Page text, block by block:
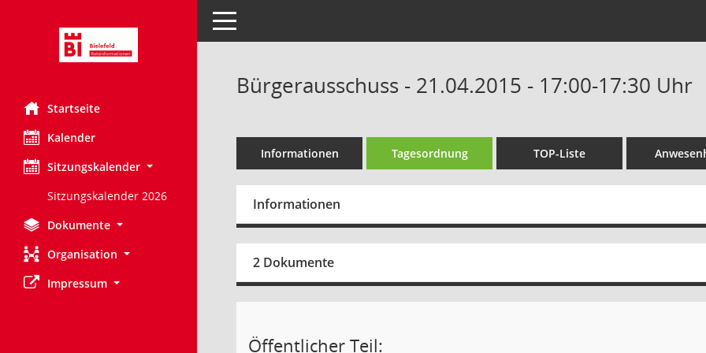
Startseite
Kalender
Sitzungskalender
Sitzungskalender 2026
Dokumente
Organisation
Impressum
Toggle navigation
Bürgerausschuss - 21.04.2015 - 17:00-17:30 Uhr
Informationen Tagesordnung TOP-Liste
Informationen
2 Dokumente
Öffentlicher Teil: